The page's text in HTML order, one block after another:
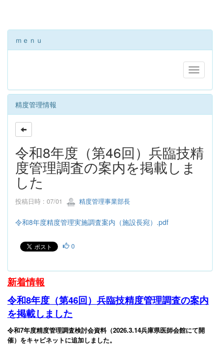
ｍｅｎｕ
精度管理情報
令和8年度（第46回）兵臨技精
度管理調査の案内を掲載しま
した
投稿日時 : 07/01 精度管理事業部長
令和8年度精度管理実施調査案内（施設長宛）.pdf
0
新着情報
令和8年度（第46回）兵臨技精度管理調査の案内
を掲載しました
令和7年度精度管理調査検討会資料（2026.3.14兵庫県医師会館にて開
催）をキャビネットに追加しました。